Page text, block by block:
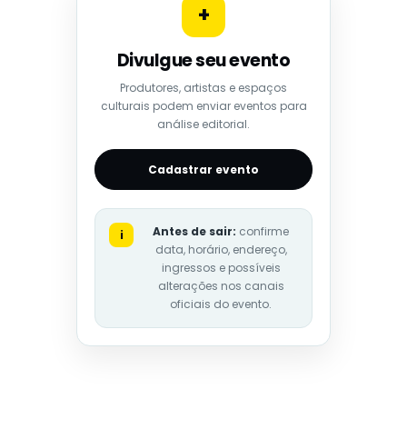
+
Divulgue seu evento
Produtores, artistas e espaços
culturais podem enviar eventos para
análise editorial.
Cadastrar evento
i Antes de sair: confirme
data, horário, endereço,
ingressos e possíveis
alterações nos canais
oficiais do evento.